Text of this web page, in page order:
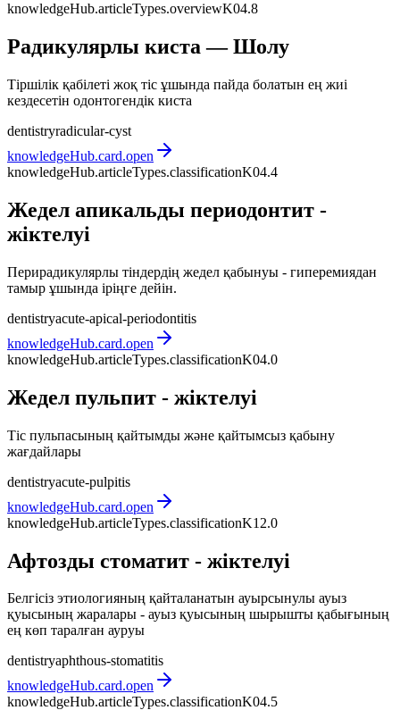
knowledgeHub.articleTypes.overviewK04.8
Радикулярлы киста — Шолу
Тіршілік қабілеті жоқ тіс ұшында пайда болатын ең жиі
кездесетін одонтогендік киста
dentistryradicular-cyst
knowledgeHub.card.open
knowledgeHub.articleTypes.classificationK04.4
Жедел апикальды периодонтит -
жіктелуі
Перирадикулярлы тіндердің жедел қабынуы - гиперемиядан
тамыр ұшында іріңге дейін.
dentistryacute-apical-periodontitis
knowledgeHub.card.open
knowledgeHub.articleTypes.classificationK04.0
Жедел пульпит - жіктелуі
Тіс пульпасының қайтымды және қайтымсыз қабыну
жағдайлары
dentistryacute-pulpitis
knowledgeHub.card.open
knowledgeHub.articleTypes.classificationK12.0
Афтозды стоматит - жіктелуі
Белгісіз этиологияның қайталанатын ауырсынулы ауыз
қуысының жаралары - ауыз қуысының шырышты қабығының
ең көп таралған ауруы
dentistryaphthous-stomatitis
knowledgeHub.card.open
knowledgeHub.articleTypes.classificationK04.5